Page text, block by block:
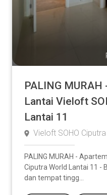
Lainnya:
Kamar Mandi
Lainnya:
PALING
Lantai Vieloft
Lantai 11
Vieloft SOHO
PALING MURAH -
Ciputra World Lantai 11 -
dan tempat tingg...